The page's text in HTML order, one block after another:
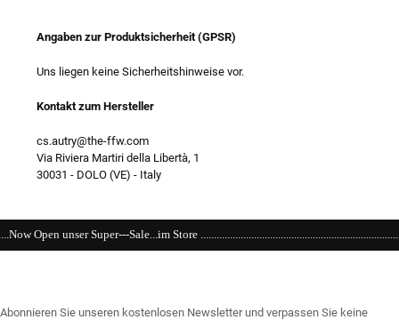
Angaben zur Produktsicherheit (GPSR)
Uns liegen keine Sicherheitshinweise vor.
Kontakt zum Hersteller
cs.autry@the-ffw.com
Via Riviera Martiri della Libertà, 1
30031 - DOLO (VE) - Italy
Sale...im Store
Abonnieren Sie unseren kostenlosen Newsletter und verpassen Sie keine